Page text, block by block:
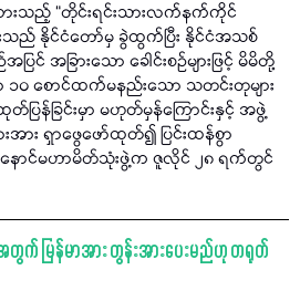
ားသည့် “တိုင်းရင်းသားလက်နက်ကိုင်
သည် နိုင်ငံတော်မှ ခွဲထွက်ပြီး နိုင်ငံအသစ်
င် အခြားသော ခေါင်းစဉ်များဖြင့် မိမိတို့
၀ စောင်ထက်မနည်းသော သတင်းတုများ
ပြန်ခြင်းမှာ မဟုတ်မှန်ကြောင်းနှင့် အဖွဲ့
ား ရှာဖွေဖော်ထုတ်၍ ပြင်းထန်စွာ
နောင်မဟာမိတ်သုံးဖွဲ့က ဇူလိုင် ၂၈ ရက်တွင်
အတွက် မြန်မာအား တွန်းအားပေးမည်ဟု တရုတ်